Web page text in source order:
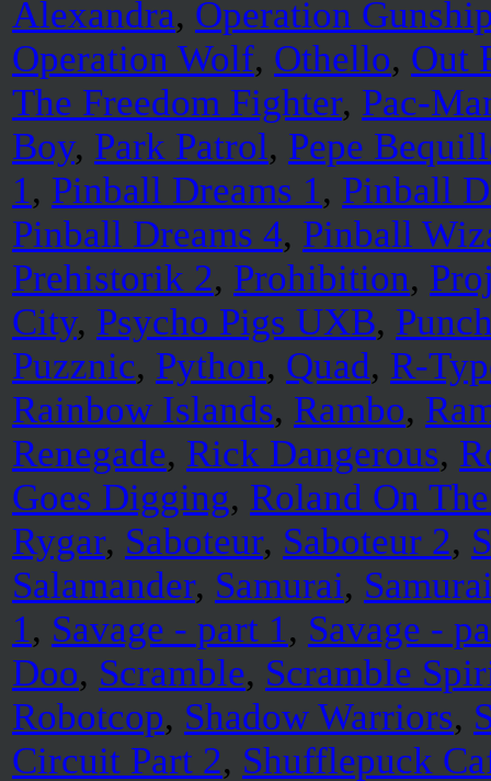
Alexandra, Operation
Operation Wolf, Othello, Out
The Freedom Fighter, Pac-
Boy, Park Patrol, Pepe
1, Pinball Dreams 1, Pinball
Pinball Dreams 4, Pinball
Prehistorik 2, Prohibition,
City, Psycho Pigs UXB,
Puzznic, Python, Quad, R-
Rainbow Islands, Rambo,
Renegade, Rick Dangerous,
Goes Digging, Roland On
Rygar, Saboteur, Saboteur 2,
Salamander, Samurai,
1, Savage - part 1, Savage -
Doo, Scramble, Scramble
Robotcop, Shadow Warriors,
Circuit Part 2, Shufflepuck